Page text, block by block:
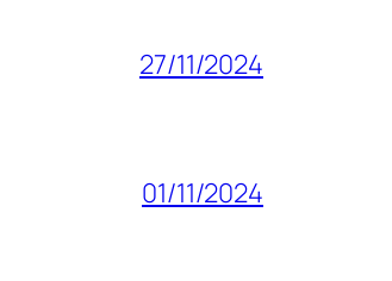
27/11/2024
01/11/2024